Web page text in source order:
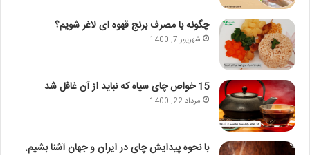
چگونه با مصرف برنج قهوه ای لاغر شویم؟
شهریور 7, 1400
15 خواص چای سیاه که نباید از آن غافل شد
مرداد 22, 1400
با نحوه پیدایش چای در ایران و جهان آشنا بشیم.